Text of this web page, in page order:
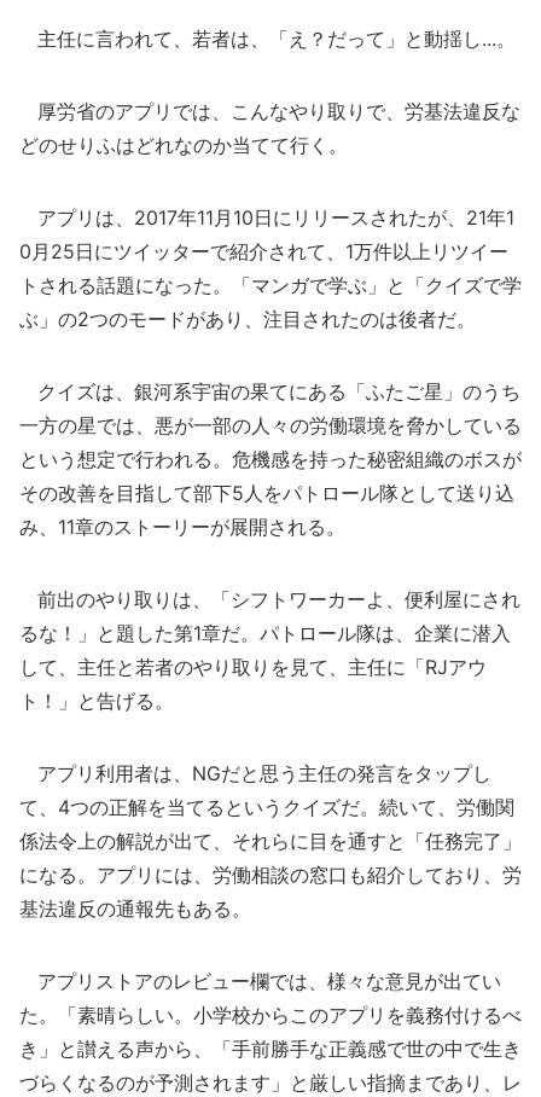
主任に言われて、若者は、「え？だって」と動揺し...。
厚労省のアプリでは、こんなやり取りで、労基法違反な
どのせりふはどれなのか当てて行く。
アプリは、2017年11月10日にリリースされたが、21年1
0月25日にツイッターで紹介されて、1万件以上リツイー
トされる話題になった。「マンガで学ぶ」と「クイズで学
ぶ」の2つのモードがあり、注目されたのは後者だ。
クイズは、銀河系宇宙の果てにある「ふたご星」のうち
一方の星では、悪が一部の人々の労働環境を脅かしている
という想定で行われる。危機感を持った秘密組織のボスが
その改善を目指して部下5人をパトロール隊として送り込
み、11章のストーリーが展開される。
前出のやり取りは、「シフトワーカーよ、便利屋にされ
るな！」と題した第1章だ。パトロール隊は、企業に潜入
して、主任と若者のやり取りを見て、主任に「RJアウ
ト！」と告げる。
アプリ利用者は、NGだと思う主任の発言をタップし
て、4つの正解を当てるというクイズだ。続いて、労働関
係法令上の解説が出て、それらに目を通すと「任務完了」
になる。アプリには、労働相談の窓口も紹介しており、労
基法違反の通報先もある。
アプリストアのレビュー欄では、様々な意見が出てい
た。「素晴らしい。小学校からこのアプリを義務付けるべ
き」と讃える声から、「手前勝手な正義感で世の中で生き
づらくなるのが予測されます」と厳しい指摘まであり、レ